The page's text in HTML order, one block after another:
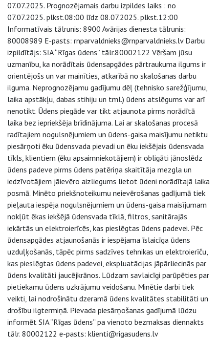
07.07.2025. Prognozējamais darbu izpildes laiks : no
07.07.2025. plkst.08:00 līdz 08.07.2025. plkst.12:00
Informatīvais tālrunis: 8900 Avārijas dienesta tālrunis:
80008989 E-pasts: rnparvaldnieks@rnparvaldnieks.lv Darbu
izpildītājs: SIA “Rīgas ūdens” tālr.80002122 Vēršam jūsu
uzmanību, ka norādītais ūdensapgādes pārtraukuma ilgums ir
orientējošs un var mainīties, atkarībā no skalošanas darbu
ilguma. Neprognozējamu gadījumu dēļ (tehnisko sarežģījumu,
laika apstākļu, dabas stihiju un tml.) ūdens atslēgums var arī
nenotikt. Ūdens piegāde var tikt atjaunota pirms norādītā
laika bez iepriekšēja brīdinājuma. Lai ar skalošanas procesā
radītajiem nogulsnējumiem un ūdens-gaisa maisījumu netiktu
piesārņoti ēku ūdensvada pievadi un ēku iekšējais ūdensvada
tīkls, klientiem (ēku apsaimniekotājiem) ir obligāti jānoslēdz
ūdens padeve pirms ūdens patēriņa skaitītāja mezgla un
iedzīvotājiem jāievēro aizliegums lietot ūdeni norādītajā laika
posmā. Minēto priekšnoteikumu neievērošanas gadījumā tiek
pieļauta iespēja nogulsnējumiem un ūdens-gaisa maisījumam
nokļūt ēkas iekšējā ūdensvada tīklā, filtros, sanitārajās
iekārtās un elektroierīcēs, kas pieslēgtas ūdens padevei. Pēc
ūdensapgādes atjaunošanās ir iespējama īslaicīga ūdens
uzduļķošanās, tāpēc pirms sadzīves tehnikas un elektroierīču,
kas pieslēgtas ūdens padevei, ekspluatācijas jāpārliecinās par
ūdens kvalitāti jaucējkrānos. Lūdzam savlaicīgi parūpēties par
pietiekamu ūdens uzkrājumu veidošanu. Minētie darbi tiek
veikti, lai nodrošinātu dzeramā ūdens kvalitātes stabilitāti un
drošību ilgtermiņā. Pievada piesārņošanas gadījumā lūdzu
informēt SIA “Rīgas ūdens” pa vienoto bezmaksas diennakts
tālr. 80002122 e-pasts: klienti@rigasudens.lv